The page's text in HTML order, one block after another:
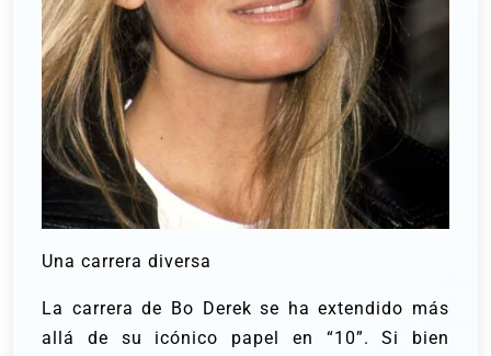
Una carrera diversa
La carrera de Bo Derek se ha extendido más
allá de su icónico papel en “10”. Si bien